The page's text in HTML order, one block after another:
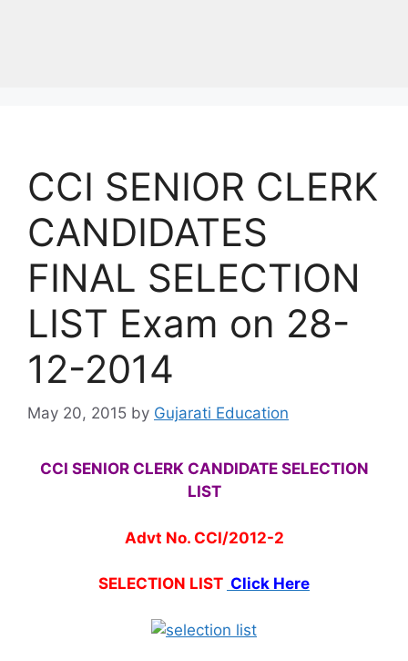
CCI SENIOR CLERK
CANDIDATES
FINAL SELECTION
LIST Exam on 28-
12-2014
May 20, 2015 by Gujarati Education
CCI SENIOR CLERK CANDIDATE SELECTION
LIST
Advt No. CCI/2012-2
SELECTION LIST Click Here